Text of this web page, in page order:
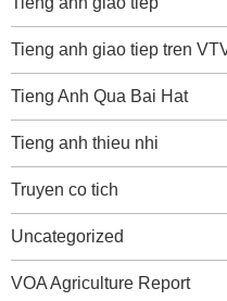
Tieng anh giao tiep tren
Tieng Anh Qua Bai Hat
Tieng anh thieu nhi
Truyen co tich
Uncategorized
VOA Agriculture Report